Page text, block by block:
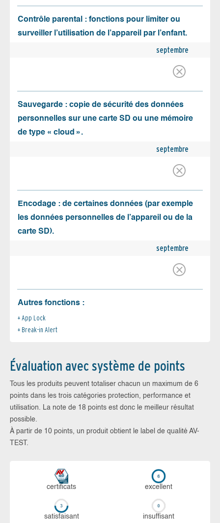
Contrôle parental : fonctions pour limiter ou
surveiller l’utilisation de l’appareil par l’enfant.
septembre
Sauvegarde : copie de sécurité des données
personnelles sur une carte SD ou une mémoire
de type « cloud ».
septembre
Encodage : de certaines données (par exemple
les données personnelles de l’appareil ou de la
carte SD).
septembre
Autres fonctions :
App Lock
Break-in Alert
Évaluation avec système de points
Tous les produits peuvent totaliser chacun un maximum de 6
points dans les trois catégories protection, performance et
utilisation. La note de 18 points est donc le meilleur résultat
possible.
À partir de 10 points, un produit obtient le label de qualité AV-
TEST.
certi­ficats ex­cellent
sa­tis­fai­sant in­suf­fi­sant